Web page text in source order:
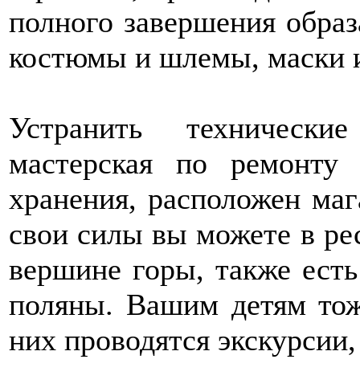
полного завершения
костюмы и шлемы, маски
Устранить
мастерская по
хранения, расположен
свои силы вы можете в
вершине горы, также
поляны. Вашим детям
них проводятся